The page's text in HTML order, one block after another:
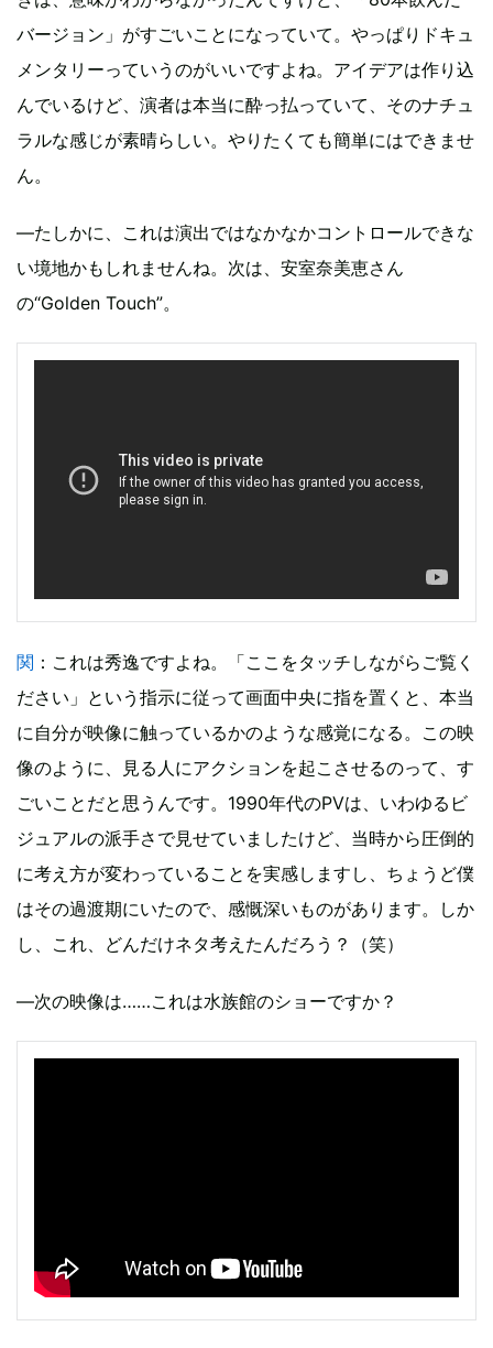
バージョン」がすごいことになっていて。やっぱりドキュ
メンタリーっていうのがいいですよね。アイデアは作り込
んでいるけど、演者は本当に酔っ払っていて、そのナチュ
ラルな感じが素晴らしい。やりたくても簡単にはできませ
ん。
―たしかに、これは演出ではなかなかコントロールできな
い境地かもしれませんね。次は、安室奈美恵さん
の“Golden Touch”。
関 ：これは秀逸ですよね。「ここをタッチしながらご覧く
ださい」という指示に従って画面中央に指を置くと、本当
に自分が映像に触っているかのような感覚になる。この映
像のように、見る人にアクションを起こさせるのって、す
ごいことだと思うんです。1990年代のPVは、いわゆるビ
ジュアルの派手さで見せていましたけど、当時から圧倒的
に考え方が変わっていることを実感しますし、ちょうど僕
はその過渡期にいたので、感慨深いものがあります。しか
し、これ、どんだけネタ考えたんだろう？（笑）
―次の映像は……これは水族館のショーですか？